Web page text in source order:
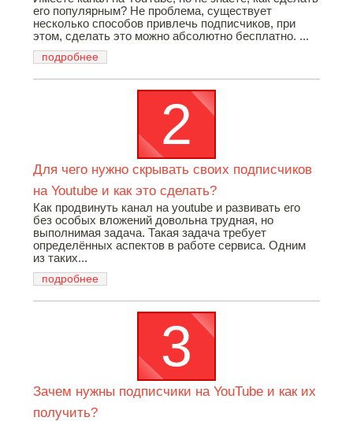
его популярным? Не проблема, существует
несколько способов привлечь подписчиков, при
этом, сделать это можно абсолютно бесплатно. ...
подробнее
Для чего нужно скрывать своих подписчиков
на Youtube и как это сделать?
Как продвинуть канал на youtube и развивать его
без особых вложений довольна трудная, но
выполнимая задача. Такая задача требует
определённых аспектов в работе сервиса. Одним
из таких...
подробнее
Зачем нужны подписчики на YouTube и как их
получить?